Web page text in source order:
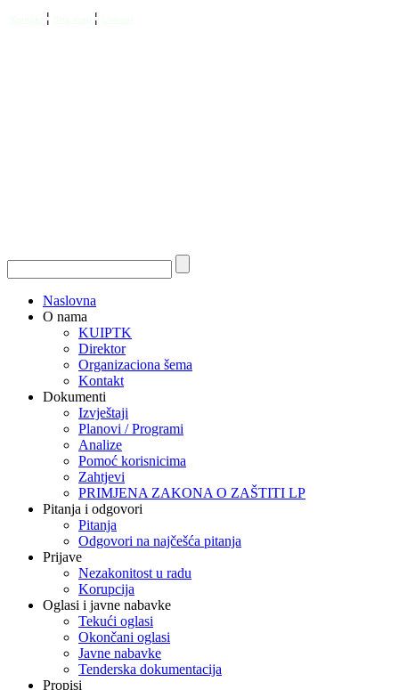
¦ ¦
Naslovna
O nama
KUIPTK
Direktor
Organizaciona šema
Kontakt
Dokumenti
Izvještaji
Planovi / Programi
Analize
Pomoć korisnicima
Zahtjevi
PRIMJENA ZAKONA O ZAŠTITI LP
Pitanja i odgovori
Pitanja
Odgovori na najčešća pitanja
Prijave
Nezakonitost u radu
Korupcija
Oglasi i javne nabavke
Tekući oglasi
Okončani oglasi
Javne nabavke
Tenderska dokumentacija
Propisi